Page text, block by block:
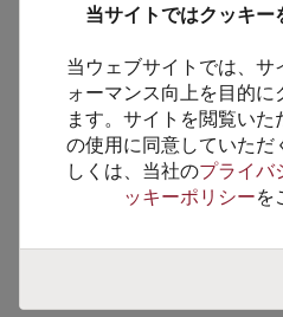
210
製品カテゴリー
製品サブカテゴリー
製品グループ
当サイトではクッキー
当ウェブサイトでは、サ
ォーマンス向上を目的
ます。サイトを閲覧い
の使用に同意していた
しくは、当社のプライバ
ッキーポリシーを